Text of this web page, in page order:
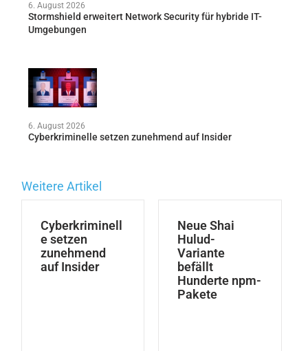
6. August 2026
Stormshield erweitert Network Security für hybride IT-
Umgebungen
6. August 2026
Cyberkriminelle setzen zunehmend auf Insider
Weitere Artikel
Cyberkriminell
e setzen
zunehmend
auf Insider
Neue Shai
Hulud-
Variante
befällt
Hunderte npm-
Pakete